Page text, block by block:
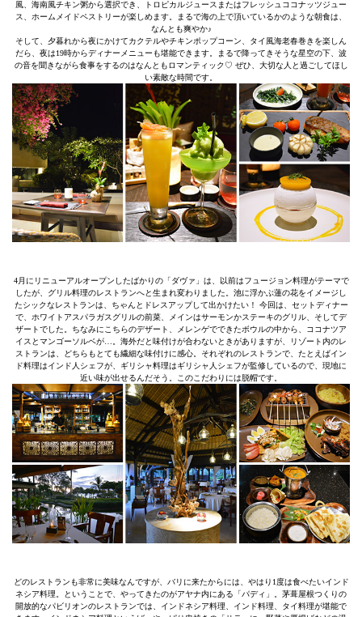
風、海南風チキン粥から選択でき、トロピカルジュースまたはフレッシュココナッツジュー
ス、ホームメイドペストリーが楽しめます。まるで海の上で頂いているかのような朝食は、
なんとも爽やか♪
そして、夕暮れから夜にかけてカクテルやチキンポップコーン、タイ風海老春巻きを楽しん
だら、夜は19時からディナーメニューも堪能できます。まるで降ってきそうな星空の下、波
の音を聞きながら食事をするのはなんともロマンティック♡ ぜひ、大切な人と過ごしてほし
い素敵な時間です。
4月にリニューアルオープンしたばかりの「ダヴァ」は、以前はフュージョン料理がテーマで
したが、グリル料理のレストランへと生まれ変わりました。池に浮かぶ蓮の花をイメージし
たシックなレストランは、ちゃんとドレスアップして出かけたい！ 今回は、セットディナー
で、ホワイトアスパラガスグリルの前菜、メインはサーモンかステーキのグリル、そしてデ
ザートでした。ちなみにこちらのデザート、メレンゲでできたボウルの中から、ココナツア
イスとマンゴーソルベが…。海外だと味付けが合わないときがありますが、リゾート内のレ
ストランは、どちらもとても繊細な味付けに感心。それぞれのレストランで、たとえばイン
ド料理はインド人シェフが、ギリシャ料理はギリシャ人シェフが監修しているので、現地に
近い味が出せるんだそう。このこだわりには脱帽です。
どのレストランも非常に美味なんですが、バリに来たからには、やはり1度は食べたいインド
ネシア料理。ということで、やってきたのがアヤナ内にある「パディ」。茅葺屋根つくりの
開放的なパビリオンのレストランでは、インドネシア料理、インド料理、タイ料理が堪能で